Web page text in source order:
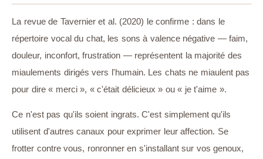
La revue de Tavernier et al. (2020) le confirme : dans le
répertoire vocal du chat, les sons à valence négative — faim,
douleur, inconfort, frustration — représentent la majorité des
miaulements dirigés vers l'humain. Les chats ne miaulent pas
pour dire « merci », « c'était délicieux » ou « je t'aime ».
Ce n'est pas qu'ils soient ingrats. C'est simplement qu'ils
utilisent d'autres canaux pour exprimer leur affection. Se
frotter contre vous, ronronner en s'installant sur vos genoux,